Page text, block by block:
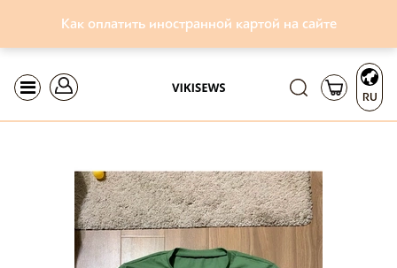
Как оплатить иностранной картой на сайте
RU